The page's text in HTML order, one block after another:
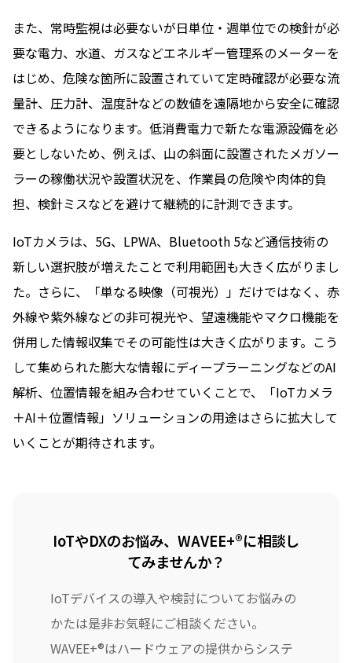
また、常時監視は必要ないが日単位・週単位での検針が必
要な電力、水道、ガスなどエネルギー管理系のメーターを
はじめ、危険な箇所に設置されていて定時確認が必要な流
量計、圧力計、温度計などの数値を遠隔地から安全に確認
できるようになります。低消費電力で新たな電源設備を必
要としないため、例えば、山の斜面に設置されたメガソー
ラーの稼働状況や設置状況を、作業員の危険や肉体的負
担、検針ミスなどを避けて継続的に計測できます。
IoTカメラは、5G、LPWA、Bluetooth 5など通信技術の
新しい選択肢が増えたことで利用範囲も大きく広がりまし
た。さらに、「単なる映像（可視光）」だけではなく、赤
外線や紫外線などの非可視光や、望遠機能やマクロ機能を
併用した情報収集でその可能性は大きく広がります。こう
して集められた膨大な情報にディープラーニングなどのAI
解析、位置情報を組み合わせていくことで、「IoTカメラ
＋AI＋位置情報」ソリューションの用途はさらに拡大して
いくことが期待されます。
IoTやDXのお悩み、WAVEE+®に相談し
てみませんか？
IoTデバイスの導入や検討についてお悩みの
かたは是非お気軽にご相談ください。
WAVEE+®はハードウェアの提供からシステ